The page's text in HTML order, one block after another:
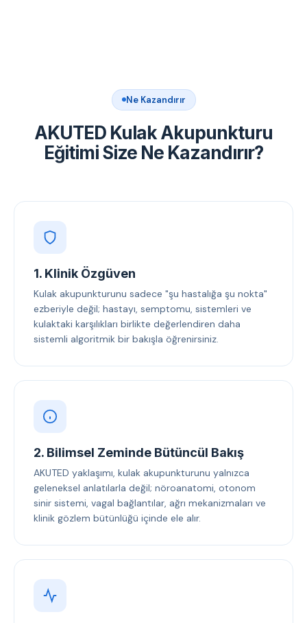
Ne Kazandırır
AKUTED Kulak Akupunkturu
Eğitimi Size Ne Kazandırır?
1. Klinik Özgüven
Kulak akupunkturunu sadece "şu hastalığa şu nokta"
ezberiyle değil; hastayı, semptomu, sistemleri ve
kulaktaki karşılıkları birlikte değerlendiren daha
sistemli algoritmik bir bakışla öğrenirsiniz.
2. Bilimsel Zeminde Bütüncül Bakış
AKUTED yaklaşımı, kulak akupunkturunu yalnızca
geleneksel anlatılarla değil; nöroanatomi, otonom
sinir sistemi, vagal bağlantılar, ağrı mekanizmaları ve
klinik gözlem bütünlüğü içinde ele alır.